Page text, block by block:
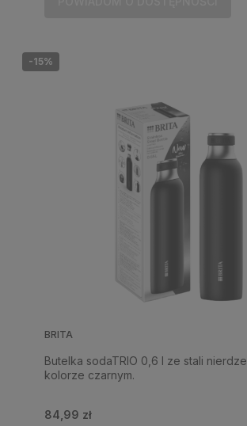
BRITA
Butelka sodaTRIO 0,6 l ze stali
kolorze czarnym.
84,99 zł
-15%